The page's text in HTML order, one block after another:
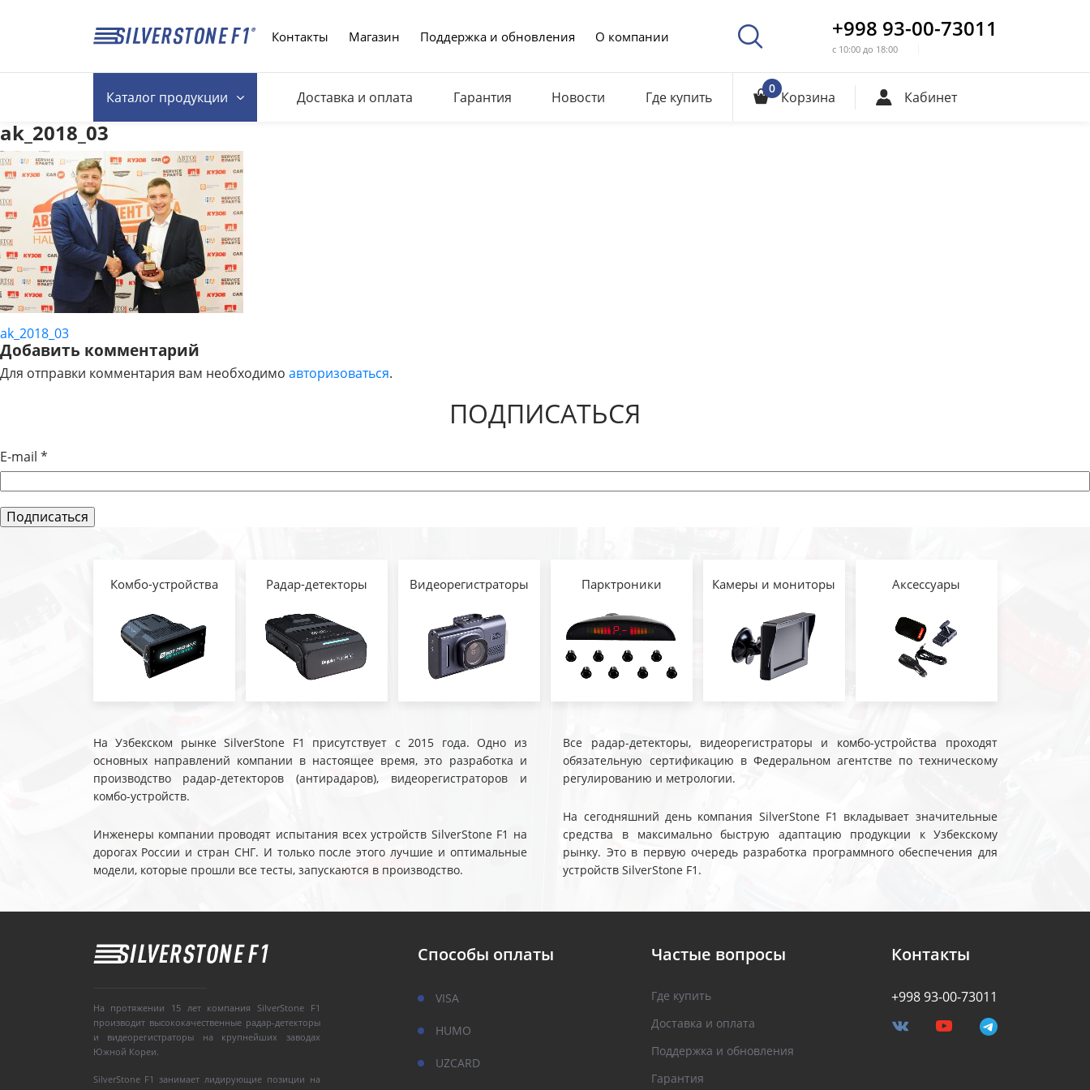
Контакты Магазин Поддержка и обновления О компании +998 93-00-73011
с 10:00 до 18:00
Каталогпродукции Доставка и оплата Гарантия Новости Где купить 0 Корзина Кабинет
ak_2018_03
НАВИГАЦИЯ
ПО
ak_2018_03
Добавить комментарий
Для отправки комментария вам необходимо авторизоваться.
ПОДПИСАТЬСЯ
E-mail *
Комбо-устройства Радар-детекторы Видеорегистраторы Парктроники Камеры и мониторы Аксессуары
На Узбекском рынке SilverStone F1 присутствует с 2015 года. Одно из
основных направлений компании в настоящее время, это разработка и
производство радар-детекторов (антирадаров), видеорегистраторов и
комбо-устройств.
Инженеры компании проводят испытания всех устройств SilverStone F1 на
дорогах России и стран СНГ. И только после этого лучшие и оптимальные
модели, которые прошли все тесты, запускаются в производство.
Все радар-детекторы, видеорегистраторы и комбо-устройства проходят
обязательную сертификацию в Федеральном агентстве по техническому
регулированию и метрологии.
На сегодняшний день компания SilverStone F1 вкладывает значительные
средства в максимально быструю адаптацию продукции к Узбекскому
рынку. Это в первую очередь разработка программного обеспечения для
устройств SilverStone F1.
На протяжении 15 лет компания SilverStone F1
производит высококачественные радар-детекторы
и видеорегистраторы на крупнейших заводах
Южной Кореи.
SilverStone F1 занимает лидирующие позиции на
Способы оплаты
VISA
HUMO
UZCARD
Частые вопросы
Где купить
Доставка и оплата
Поддержка и обновления
Гарантия
Контакты
+998 93-00-73011